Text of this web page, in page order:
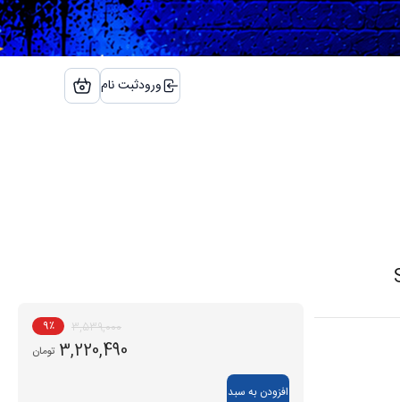
ورودثبت نام
3,539,000
9٪
3,220,490 تومان
افزودن به سبد